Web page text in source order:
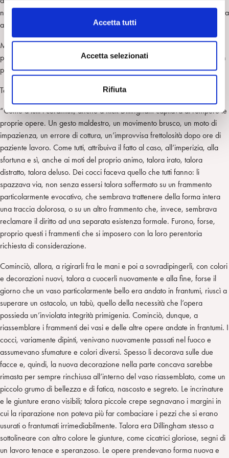
l
o
s
Accetta tutti
Accetta selezionati
Rifiuta
non buttare via oggetti rotti per caso; rotti per caso, non spaccati apposta
allo scopo di ripararli con il filo d’oro a evidenziarne i punti di sutura.
Metaforicamente parlando, ma, come psicoanalista, non posso non
pormi questa domanda: Terry ripara ciò che intenzionalmente manda in
pezzi? Così la maternità? Così con il suo ex?
Temo che non si possa aggirare tale questione.
“Come a tutti i ceramisti, anche a Rick Dillingham capitava di rompere le
proprie opere. Un gesto maldestro, un movimento brusco, un moto di
impazienza, un errore di cottura, un’improvvisa frettolosità dopo ore di
paziente lavoro. Come tutti, attribuiva il fatto al caso, all’imperizia, alla
sfortuna e sì, anche ai moti del proprio animo, talora irato, talora
distratto, talora deluso. Dei cocci faceva quello che tutti fanno: li
spazzava via, non senza essersi talora soffermato su un frammento
particolarmente evocativo, che sembrava trattenere della forma intera
una traccia dolorosa, o su un altro frammento che, invece, sembrava
reclamare il diritto ad una separata esistenza formale. Furono, forse,
proprio questi i frammenti che si imposero con la loro perentoria
richiesta di considerazione.
Cominciò, allora, a rigirarli fra le mani e poi a sovradipingerli, con colori
e decorazioni nuovi, talora a cuocerli nuovamente e alla fine, forse il
giorno che un vaso particolarmente bello era andato in frantumi, riuscì a
superare un ostacolo, un tabù, quello della necessità che l’opera
possieda un’inviolata integrità primigenia. Cominciò, dunque, a
riassemblare i frammenti dei vasi e delle altre opere andate in frantumi. I
cocci, variamente dipinti, venivano nuovamente passati nel fuoco e
assumevano sfumature e colori diversi. Spesso li decorava sulle due
facce e, quindi, la nuova decorazione nella parte concava sarebbe
rimasta per sempre rinchiusa all’interno del vaso riassemblato, come un
piccolo grumo di bellezza e di fatica, nascosto e segreto. Le incrinature
e le giunture erano visibili; talora piccole crepe segnavano i margini in
cui la riparazione non poteva più far combaciare i pezzi che si erano
usurati o frantumati irrimediabilmente. Talora era Dillingham stesso a
sottolineare con altro colore le giunture, come cicatrici gloriose, segni di
un lavoro tenace e speranzoso. Le opere prendevano forma nuova e